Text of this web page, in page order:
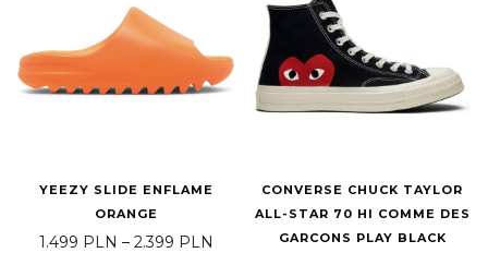
YEEZY SLIDE ENFLAME
ORANGE
1.499 PLN – 2.399 PLN Price range: 1.499 PLN through
CONVERSE CHUCK TAYLOR
ALL-STAR 70 HI COMME DES
GARCONS PLAY BLACK